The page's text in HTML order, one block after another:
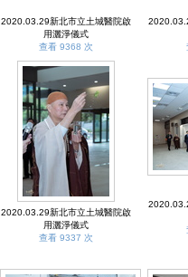
2020.03.29新北市立土城醫院啟
用灑淨儀式
查看 9368 次
2020.03.29新北市立土城醫院啟
用灑淨儀式
查看 9337 次